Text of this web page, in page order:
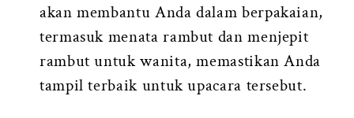
akan membantu Anda dalam berpakaian,
termasuk menata rambut dan menjepit
rambut untuk wanita, memastikan Anda
tampil terbaik untuk upacara tersebut.